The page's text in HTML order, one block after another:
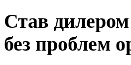
Став
без проблем